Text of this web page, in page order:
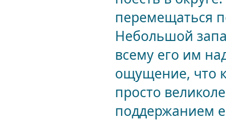
перемещаться
Небольшой
всему его им
ощущение, что
просто
поддержанием